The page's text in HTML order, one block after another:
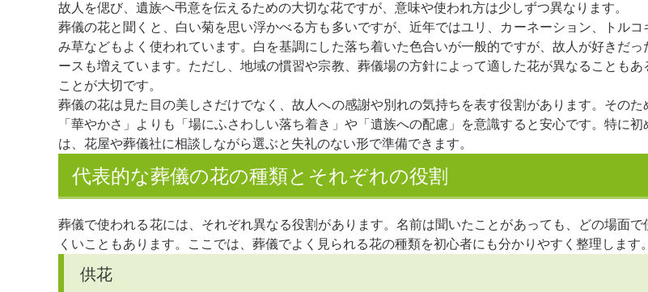
故人を偲び、遺族へ弔意を伝えるための大切な花ですが、意味や使われ方は少しずつ異なります。
葬儀の花と聞くと、白い菊を思い浮かべる方も多いですが、近年ではユリ、カーネーション、トル
み草などもよく使われています。白を基調にした落ち着いた色合いが一般的ですが、故人が好きだ
ースも増えています。ただし、地域の慣習や宗教、葬儀場の方針によって適した花が異なることもあ
ことが大切です。
葬儀の花は見た目の美しさだけでなく、故人への感謝や別れの気持ちを表す役割があります。その
「華やかさ」よりも「場にふさわしい落ち着き」や「遺族への配慮」を意識すると安心です。特に
は、花屋や葬儀社に相談しながら選ぶと失礼のない形で準備できます。
代表的な葬儀の花の種類とそれぞれの役割
葬儀で使われる花には、それぞれ異なる役割があります。名前は聞いたことがあっても、どの場面で
くいこともあります。ここでは、葬儀でよく見られる花の種類を初心者にも分かりやすく整理します。
供花